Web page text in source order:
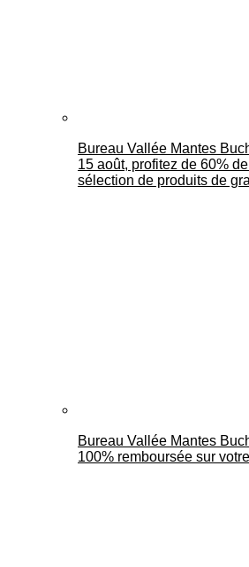
Bureau Vallée Mantes
15 août, profitez de 60%
sélection de produits de
Bureau Vallée Mantes
100% remboursée sur